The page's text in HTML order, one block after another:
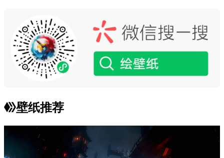
壁纸推荐